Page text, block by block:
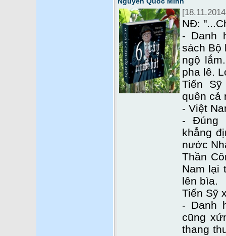
NĐ:
- Danh
sách Bộ
ngộ
pha lê.
Tiến
quên cả
- Việt
- Đúng
khẳng
nước
Thần
Nam lại
lên bìa.
Tiến Sỹ
- Danh
cũng
thang